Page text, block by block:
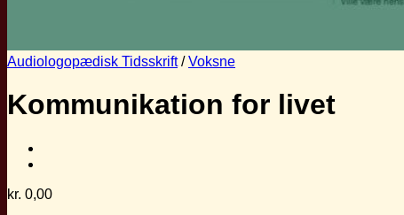
Audiologopædisk Tidsskrift / Voksne
Kommunikation for livet
kr. 0,00